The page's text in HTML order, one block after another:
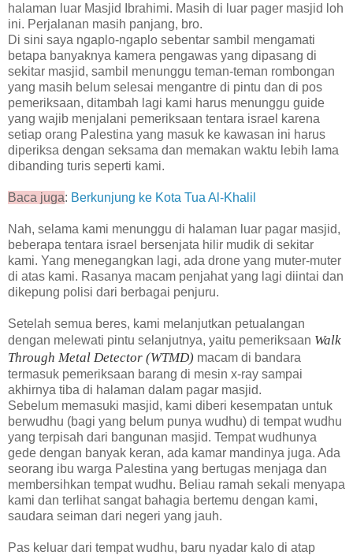
halaman luar Masjid Ibrahimi. Masih di luar pager masjid loh
ini. Perjalanan masih panjang, bro.
Di sini saya ngaplo-ngaplo sebentar sambil mengamati
betapa banyaknya kamera pengawas yang dipasang di
sekitar masjid, sambil menunggu teman-teman rombongan
yang masih belum selesai mengantre di pintu dan di pos
pemeriksaan, ditambah lagi kami harus menunggu guide
yang wajib menjalani pemeriksaan tentara israel karena
setiap orang Palestina yang masuk ke kawasan ini harus
diperiksa dengan seksama dan memakan waktu lebih lama
dibanding turis seperti kami.
Baca juga: Berkunjung ke Kota Tua Al-Khalil
Nah, selama kami menunggu di halaman luar pagar masjid,
beberapa tentara israel bersenjata hilir mudik di sekitar
kami. Yang menegangkan lagi, ada drone yang muter-muter
di atas kami. Rasanya macam penjahat yang lagi diintai dan
dikepung polisi dari berbagai penjuru.
Setelah semua beres, kami melanjutkan petualangan
dengan melewati pintu selanjutnya, yaitu pemeriksaan Walk
Through Metal Detector (WTMD) macam di bandara
termasuk pemeriksaan barang di mesin x-ray sampai
akhirnya tiba di halaman dalam pagar masjid.
Sebelum memasuki masjid, kami diberi kesempatan untuk
berwudhu (bagi yang belum punya wudhu) di tempat wudhu
yang terpisah dari bangunan masjid. Tempat wudhunya
gede dengan banyak keran, ada kamar mandinya juga. Ada
seorang ibu warga Palestina yang bertugas menjaga dan
membersihkan tempat wudhu. Beliau ramah sekali menyapa
kami dan terlihat sangat bahagia bertemu dengan kami,
saudara seiman dari negeri yang jauh.
Pas keluar dari tempat wudhu, baru nyadar kalo di atap